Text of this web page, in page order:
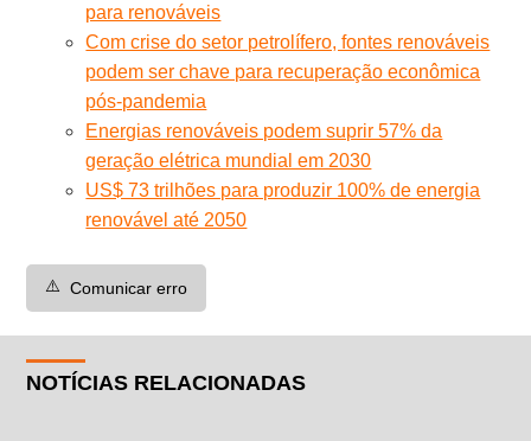
para renováveis
Com crise do setor petrolífero, fontes renováveis
podem ser chave para recuperação econômica
pós-pandemia
Energias renováveis podem suprir 57% da
geração elétrica mundial em 2030
US$ 73 trilhões para produzir 100% de energia
renovável até 2050
⚠️ Comunicar erro
NOTÍCIAS RELACIONADAS